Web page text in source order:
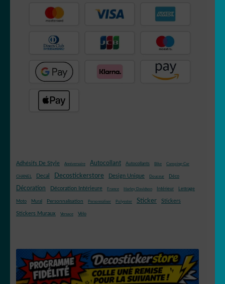
Adhésifs De Style Anniversaire Autocollant Autocollants Bike Camping-Car
CHANEL Decal Decostickerstore Design Unique Douceur Déco
Décoration Décoration Intérieure France Harley Davidson Intérieur Lettrage
Moto Mural Personnalisation Personnaliser Polyester Sticker Stickers
Stickers Muraux Versace Vélo